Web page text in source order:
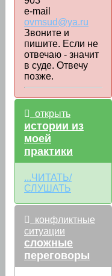
e-mail
ovmsud@ya.ru
Звоните и
пишите. Если не
отвечаю - значит
в суде. Отвечу
позже.
открыть
истории из
моей
практики
...ЧИТАТЬ/
СЛУШАТЬ
конфликтные
ситуации
сложные
переговоры